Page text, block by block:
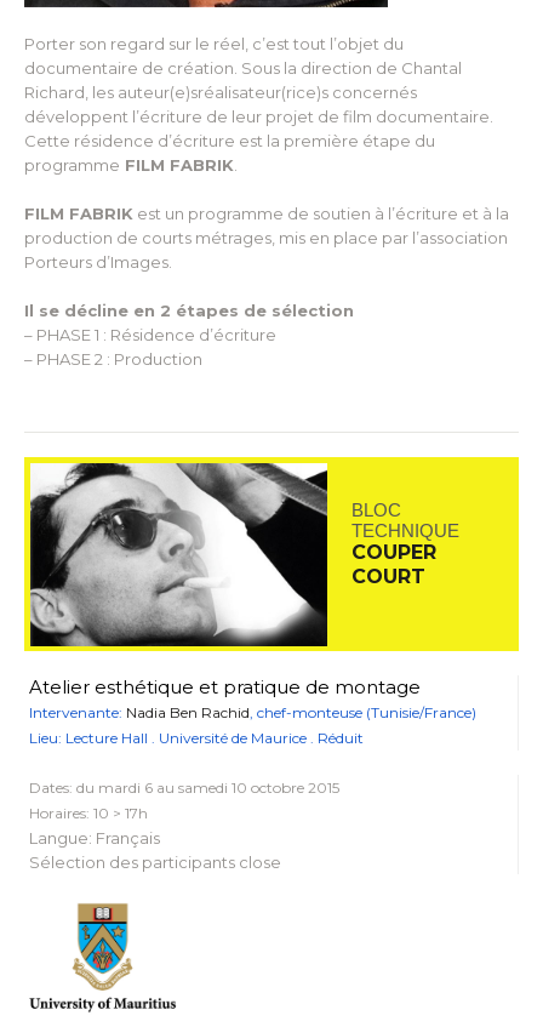
Porter son regard sur le réel, c’est tout l’objet du
documentaire de création. Sous la direction de Chantal
Richard, les auteur(e)sréalisateur(rice)s concernés
développent l’écriture de leur projet de film documentaire.
Cette résidence d’écriture est la première étape du
programme FILM FABRIK.
FILM FABRIK est un programme de soutien à l’écriture et à la
production de courts métrages, mis en place par l’association
Porteurs d’Images.
Il se décline en 2 étapes de sélection
– PHASE 1 : Résidence d’écriture
– PHASE 2 : Production
BLOC
TECHNIQUE
COUPER
COURT
Atelier esthétique et pratique de montage
Intervenante: Nadia Ben Rachid, chef-monteuse (Tunisie/France)
Lieu: Lecture Hall . Université de Maurice . Réduit
Dates: du mardi 6 au samedi 10 octobre 2015
Horaires: 10 > 17h
Langue: Français
Sélection des participants close